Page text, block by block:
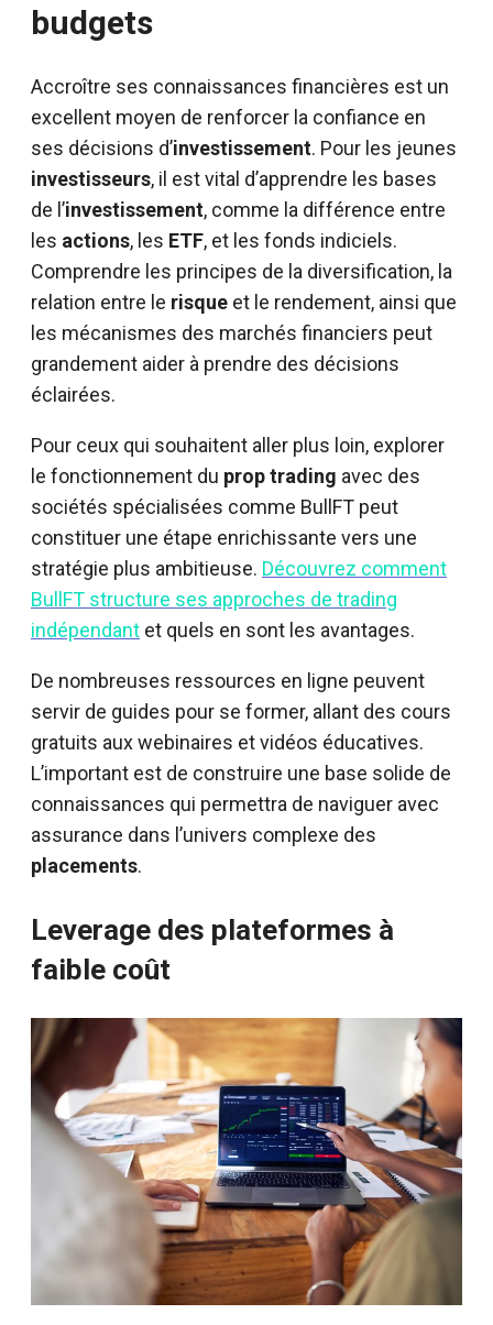
budgets
Accroître ses connaissances financières est un
excellent moyen de renforcer la confiance en
ses décisions d’investissement. Pour les jeunes
investisseurs, il est vital d’apprendre les bases
de l’investissement, comme la différence entre
les actions, les ETF, et les fonds indiciels.
Comprendre les principes de la diversification, la
relation entre le risque et le rendement, ainsi que
les mécanismes des marchés financiers peut
grandement aider à prendre des décisions
éclairées.
Pour ceux qui souhaitent aller plus loin, explorer
le fonctionnement du prop trading avec des
sociétés spécialisées comme BullFT peut
constituer une étape enrichissante vers une
stratégie plus ambitieuse. Découvrez comment
BullFT structure ses approches de trading
indépendant et quels en sont les avantages.
De nombreuses ressources en ligne peuvent
servir de guides pour se former, allant des cours
gratuits aux webinaires et vidéos éducatives.
L’important est de construire une base solide de
connaissances qui permettra de naviguer avec
assurance dans l’univers complexe des
placements.
Leverage des plateformes à
faible coût